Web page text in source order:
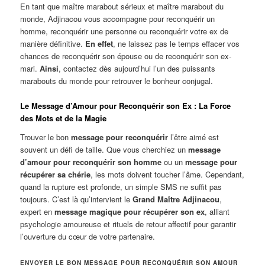
En tant que maître marabout sérieux et maître marabout du
monde, Adjinacou vous accompagne pour reconquérir un
homme, reconquérir une personne ou reconquérir votre ex de
manière définitive. En effet, ne laissez pas le temps effacer vos
chances de reconquérir son épouse ou de reconquérir son ex-
mari.Ainsi, contactez dès aujourd’hui l’un des puissants
marabouts du monde pour retrouver le bonheur conjugal.
Le Message d’Amour pour Reconquérir son Ex : La Force
des Mots et de la Magie
Trouver le bonmessage pour reconquérir l’être aimé est
souvent un défi de taille. Que vous cherchiez unmessage
d’amour pour reconquérir son homme ou unmessage pour
récupérer sa chérie, les mots doivent toucher l’âme. Cependant,
quand la rupture est profonde, un simple SMS ne suffit pas
toujours. C’est là qu’intervient leGrand Maître Adjinacou,
expert enmessage magique pour récupérer son ex, alliant
psychologie amoureuse et rituels de retour affectif pour garantir
l’ouverture du cœur de votre partenaire.
ENVOYER LE BON MESSAGE POUR RECONQUÉRIR SON AMOUR